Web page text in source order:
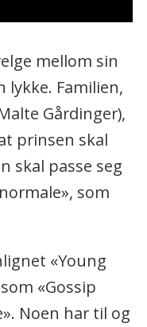
mellom sin
lykke. Familien,
Gårdinger),
prinsen skal
skal passe seg
som
«Young
«Gossip
Noen har til og